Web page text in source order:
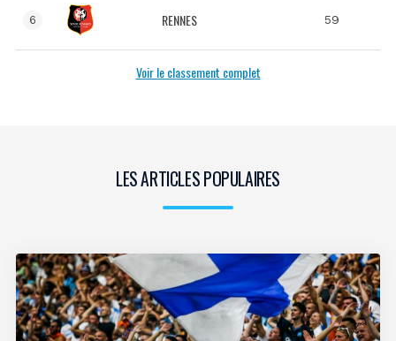
6 RENNES 59
Voir le classement complet
LES ARTICLES POPULAIRES